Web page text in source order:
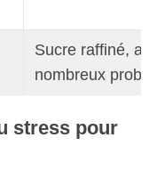
Sucre raffiné,
nombreux
stress pour